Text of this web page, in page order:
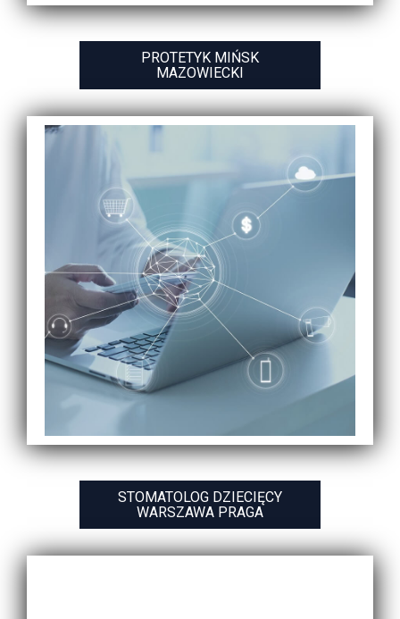
PROTETYK MIŃSK
MAZOWIECKI
STOMATOLOG DZIECIĘCY
WARSZAWA PRAGA